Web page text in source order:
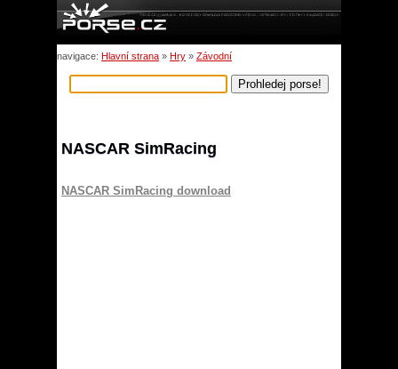
navigace: Hlavní strana » Hry » Závodní
NASCAR SimRacing
NASCAR SimRacing download